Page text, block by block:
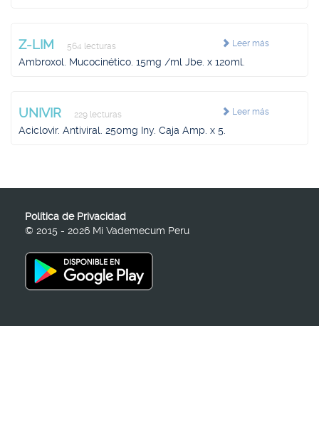
Leer más
Z-LIM 564 lecturas
Ambroxol. Mucocinético. 15mg /ml Jbe. x 120ml.
Leer más
UNIVIR 229 lecturas
Aciclovir. Antiviral. 250mg Iny. Caja Amp. x 5.
Política de Privacidad
© 2015 - 2026 Mi Vademecum Peru